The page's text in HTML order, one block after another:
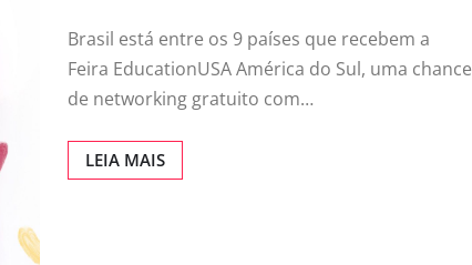
Brasil está entre os 9 países que recebem a
Feira EducationUSA América do Sul, uma chance
de networking gratuito com…
LEIA MAIS